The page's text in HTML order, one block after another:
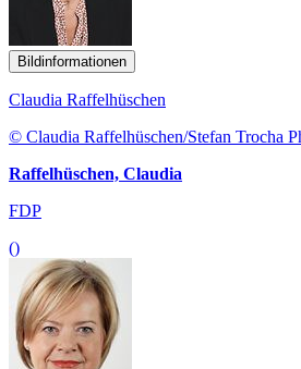
Bildinformationen
Claudia Raffelhüschen
© Claudia Raffelhüschen/Stefan Trocha
Raffelhüschen, Claudia
FDP
()